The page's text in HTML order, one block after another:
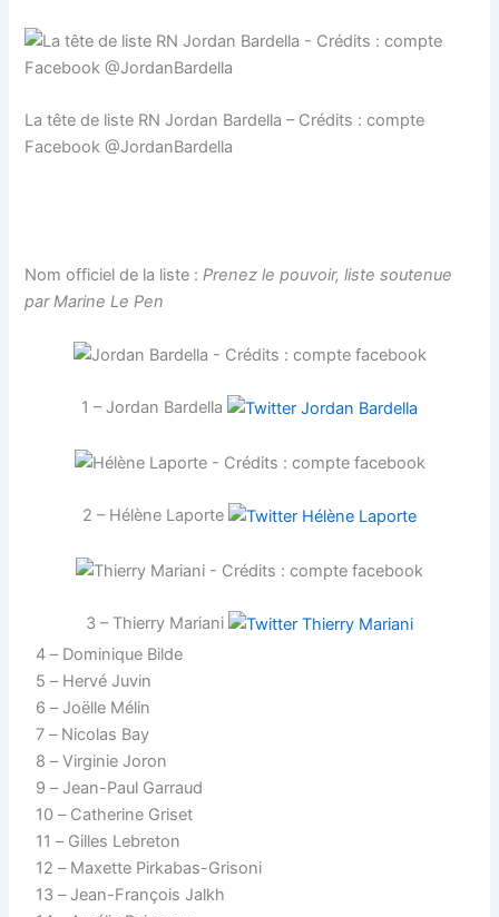
La tête de liste RN Jordan Bardella – Crédits : compte
Facebook @JordanBardella
Nom officiel de la liste :Prenez le pouvoir, liste soutenue
par Marine Le Pen
1 – Jordan Bardella
2 – Hélène Laporte
3 – Thierry Mariani
4 – Dominique Bilde
5 – Hervé Juvin
6 – Joëlle Mélin
7 – Nicolas Bay
8 – Virginie Joron
9 – Jean-Paul Garraud
10 – Catherine Griset
11 – Gilles Lebreton
12 – Maxette Pirkabas-Grisoni
13 – Jean-François Jalkh